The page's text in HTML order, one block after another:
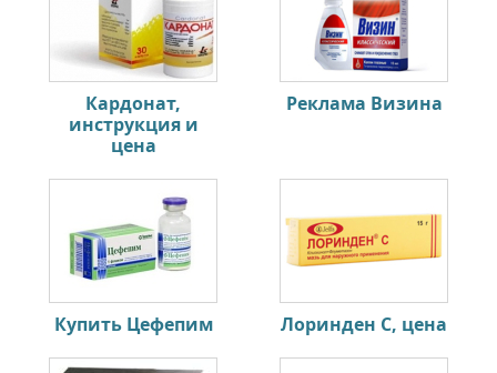
Кардонат,
инструкция и
цена
Реклама Визина
Купить Цефепим Лоринден С, цена